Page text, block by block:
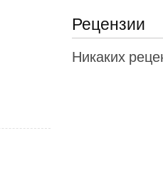
Рецензии
Никаких